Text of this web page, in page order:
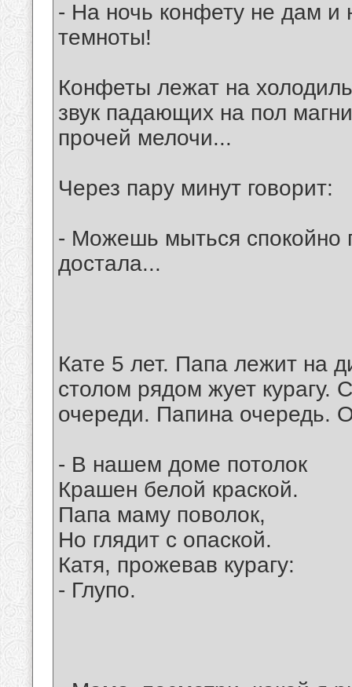
- На ночь конфету не дам и
темноты!
Конфеты лежат на
звук падающих на пол
прочей мелочи...
Через пару минут говорит:
- Можешь мыться спокойно
достала...
Кате 5 лет. Папа лежит на
столом рядом жует курагу.
очереди. Папина очередь.
- В нашем доме потолок
Крашен белой краской.
Папа маму поволок,
Но глядит с опаской.
Катя, прожевав курагу:
- Глупо.